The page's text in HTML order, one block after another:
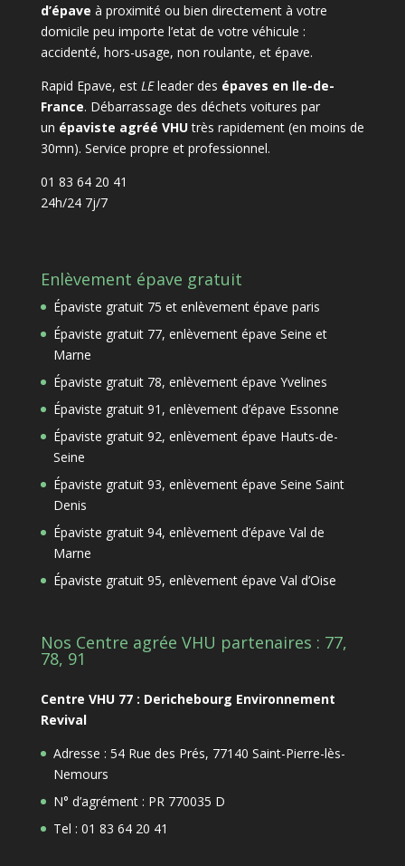
d’épave à proximité ou bien directement à votre
domicile peu importe l’etat de votre véhicule :
accidenté, hors-usage, non roulante, et épave.
Rapid Epave, est LEleader des épaves en Ile-de-
France. Débarrassage des déchets voitures par
un épaviste agréé VHUtrès rapidement (en moins de
30mn). Service propre et professionnel.
01 83 64 20 41
24h/24 7j/7
Enlèvement épave gratuit
Épaviste gratuit 75 et enlèvement épave paris
Épaviste gratuit 77, enlèvement épave Seine et
Marne
Épaviste gratuit 78, enlèvement épave Yvelines
Épaviste gratuit 91, enlèvement d’épave Essonne
Épaviste gratuit 92, enlèvement épave Hauts-de-
Seine
Épaviste gratuit 93, enlèvement épave Seine Saint
Denis
Épaviste gratuit 94, enlèvement d’épave Val de
Marne
Épaviste gratuit 95, enlèvement épave Val d’Oise
Nos Centre agrée VHU partenaires : 77,
78, 91
Centre VHU 77 : Derichebourg Environnement
Revival
Adresse : 54 Rue des Prés, 77140 Saint-Pierre-lès-
Nemours
N° d’agrément : PR 770035 D
Tel : 01 83 64 20 41